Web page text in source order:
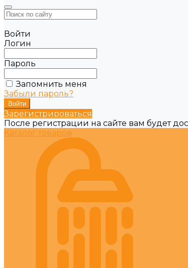
Войти
Логин
Пароль
Запомнить меня
Забыли пароль?
Зарегистрироваться
После регистрации на сайте вам будет
Каталог товаров